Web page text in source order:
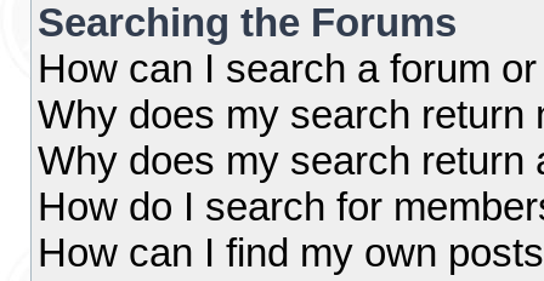
Searching the Forums
How can I search a forum
Why does my search return
Why does my search return
How do I search for
How can I find my own